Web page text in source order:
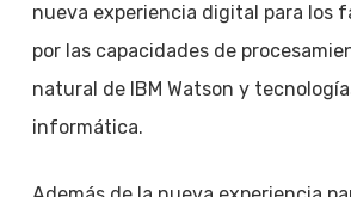
nueva experiencia digital para los
por las capacidades de
natural de IBM Watson y
informática.